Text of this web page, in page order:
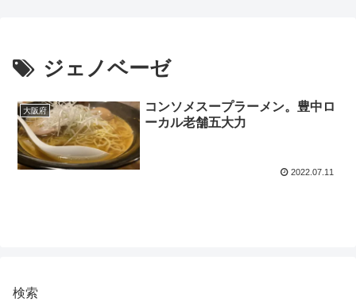
ジェノベーゼ
大阪府
コンソメスープラーメン。豊中ロ
ーカル老舗五大力
2022.07.11
検索